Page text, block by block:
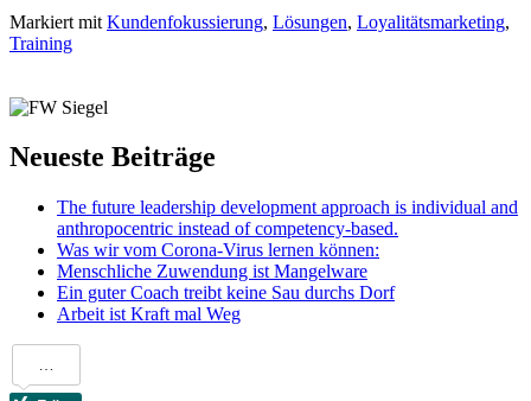
Markiert mit Kundenfokussierung, Lösungen, Loyalitätsmarketing,
Training
Neueste Beiträge
The future leadership development approach is individual and
anthropocentric instead of competency-based.
Was wir vom Corona-Virus lernen können:
Menschliche Zuwendung ist Mangelware
Ein guter Coach treibt keine Sau durchs Dorf
Arbeit ist Kraft mal Weg